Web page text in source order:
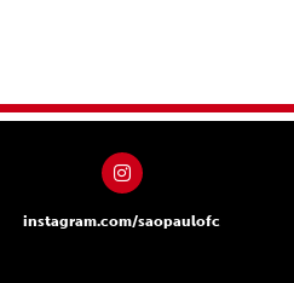
instagram.com/saopaulofc